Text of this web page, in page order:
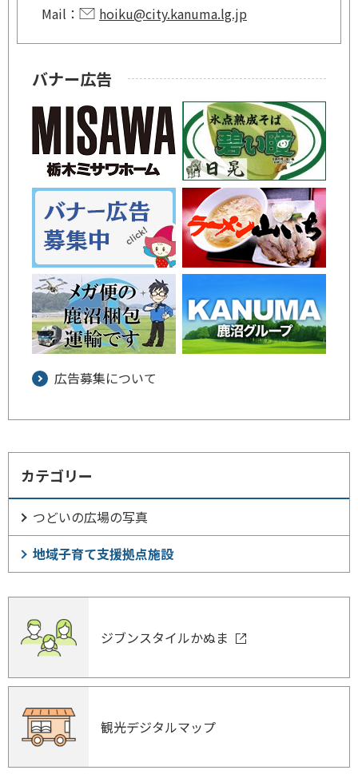
Mail：
hoiku@city.kanuma.lg.jp
バナー広告
広告募集について
カテゴリー
つどいの広場の写真
地域子育て支援拠点施設
ジブンスタイルかぬま
観光デジタルマップ